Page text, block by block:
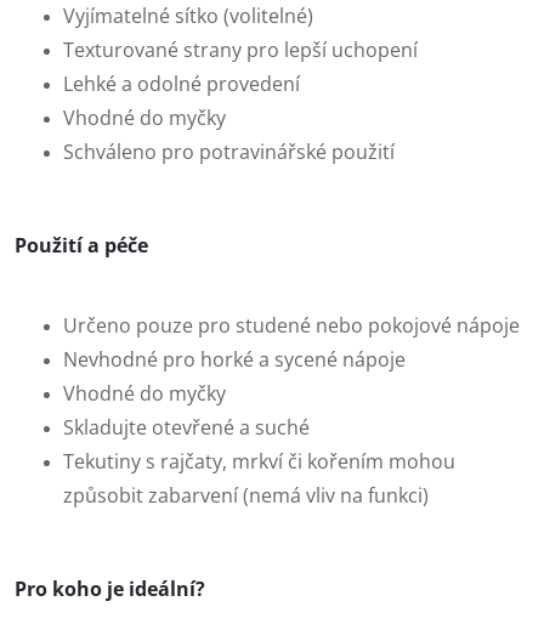
Vyjímatelné sítko (volitelné)
Texturované strany pro lepší uchopení
Lehké a odolné provedení
Vhodné do myčky
Schváleno pro potravinářské použití
Použití a péče
Určeno pouze pro studené nebo pokojové nápoje
Nevhodné pro horké a sycené nápoje
Vhodné do myčky
Skladujte otevřené a suché
Tekutiny s rajčaty, mrkví či kořením mohou
způsobit zabarvení (nemá vliv na funkci)
Pro koho je ideální?